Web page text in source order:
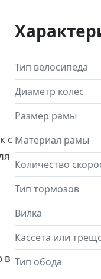
с
в
Тип велосипеда
Диаметр колёс
Размер рамы
Материал рамы
Количество
Тип тормозов
Вилка
Кассета или
Тип обода